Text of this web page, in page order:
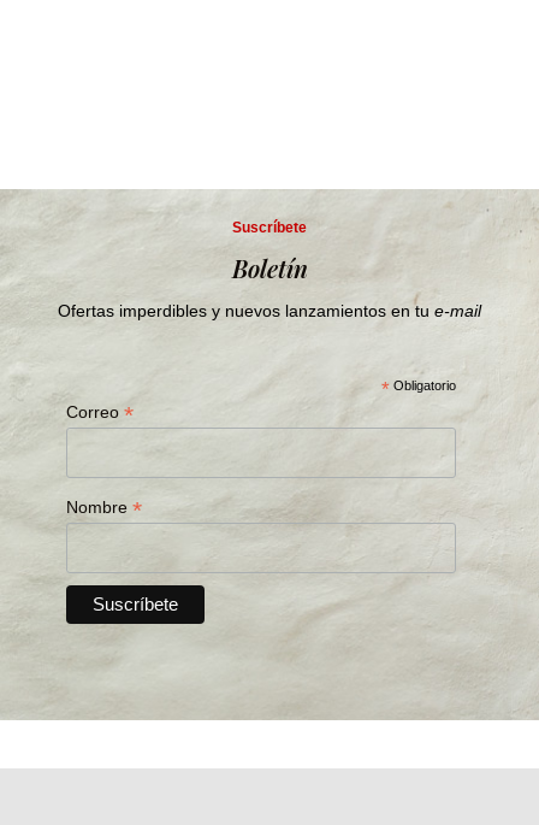
Suscríbete
Boletín
Ofertas imperdibles y nuevos lanzamientos en tu e-mail
* Obligatorio
Correo*
Nombre*